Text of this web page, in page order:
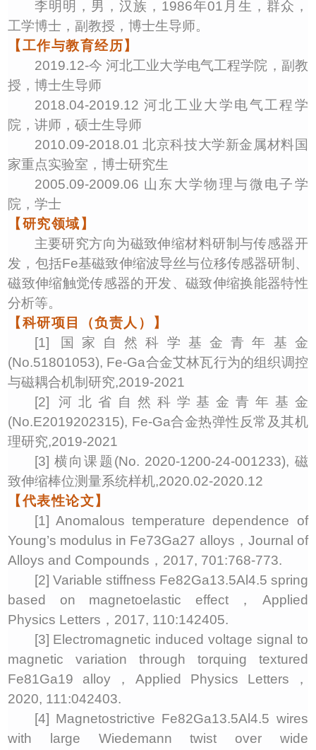
李明明 ， 男 ，汉族， 1986年01 月生， 群众 ，
工学博士，副教授，博士生导师。
【工作与教育经历】
2019.12-今 河北工业大学电气工程学院， 副 教
授，博士生导师
2018.04-2019.12 河北工业大学电气工程学
院，讲师 ，硕士生导师
2010.09-2018.01 北京科技大学新金属材料国
家重点实验室，博士研究生
2005.09-2009.06 山东大学物理与微电子学
院 ，学士
【研究领域】
主要研究方向为磁致伸缩材料研制与传感器开
发，包括Fe基磁致伸缩波导丝与位移传感器研制、
磁致伸缩触觉传感器的开发、磁致伸缩换能器特性
分析等。
【科研项目（负责人）】
[1] 国家自然科学基金青年基金
(No.51801053), Fe-Ga合金艾林瓦行为的组织调控
与磁耦合机制研究,2019-2021
[2]河北省 自然科学基金青年基金
(No.E2019202315), Fe-Ga合金热弹性反常及其机
理研究,2019-2021
[3] 横向课题 (No. 2020-1200-24-001233), 磁
致伸缩棒位测量系统样机,2020.02-2020.12
【代表性论文】
[1] Anomalous temperature dependence of
Young’s modulus in Fe73Ga27 alloys ， Journal of
Alloys and Compounds ， 2017, 701:768-773.
[2] Variable stiffness Fe82Ga13.5Al4.5 spring
based on magnetoelastic effect， Applied
Physics Letters ， 2017, 110:142405.
[3] Electromagnetic induced voltage signal to
magnetic variation through torquing textured
Fe81Ga19 alloy ， Applied Physics Letters ，
2020, 111:042403.
[4] Magnetostrictive Fe82Ga13.5Al4.5 wires
with large Wiedemann twist over wide